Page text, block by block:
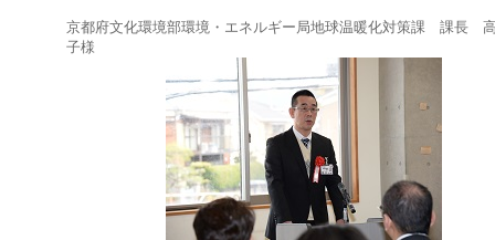
京都府文化環境部環境・エネルギー局地球温暖化対策課 課長
子様